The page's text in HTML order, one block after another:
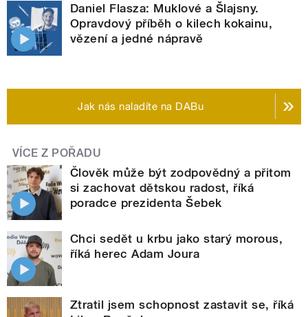
Daniel Flasza: Muklové a Šlajsny.
Opravdový příběh o kilech kokainu,
vězení a jedné nápravě
Jak nás naladíte na DABu
VÍCE Z POŘADU
Člověk může být zodpovědný a přitom
si zachovat dětskou radost, říká
poradce prezidenta Šebek
Chci sedět u krbu jako starý morous,
říká herec Adam Joura
Ztratil jsem schopnost zastavit se, říká